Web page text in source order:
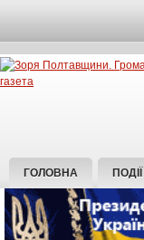
ГОЛОВНА ПОДІЇ